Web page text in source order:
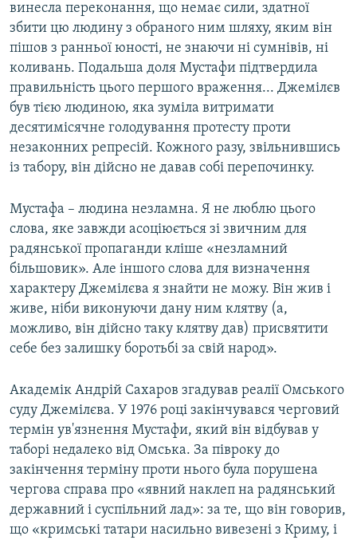
винесла переконання, що немає сили, здатної
збити цю людину з обраного ним шляху, яким він
пішов з ранньої юності, не знаючи ні сумнівів, ні
коливань. Подальша доля Мустафи підтвердила
правильність цього першого враження... Джемілєв
був тією людиною, яка зуміла витримати
десятимісячне голодування протесту проти
незаконних репресій. Кожного разу, звільнившись
із табору, він дійсно не давав собі перепочинку.
Мустафа – людина незламна. Я не люблю цього
слова, яке завжди асоціюється зі звичним для
радянської пропаганди кліше «незламний
більшовик». Але іншого слова для визначення
характеру Джемілєва я знайти не можу. Він жив і
живе, ніби виконуючи дану ним клятву (а,
можливо, він дійсно таку клятву дав) присвятити
себе без залишку боротьбі за свій народ».
Академік Андрій Сахаров згадував реалії Омського
суду Джемілєва. У 1976 році закінчувався черговий
термін ув'язнення Мустафи, який він відбував у
таборі недалеко від Омська. За півроку до
закінчення терміну проти нього була порушена
чергова справа про «явний наклеп на радянський
державний і суспільний лад»: за те, що він говорив,
що «кримські татари насильно вивезені з Криму, і